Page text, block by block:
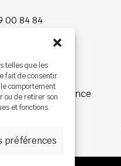
telles que les
fait de consentir
comportement
ou de retirer son
et fonctions.
préférences
00 84 84
group.com
Bretagne
France